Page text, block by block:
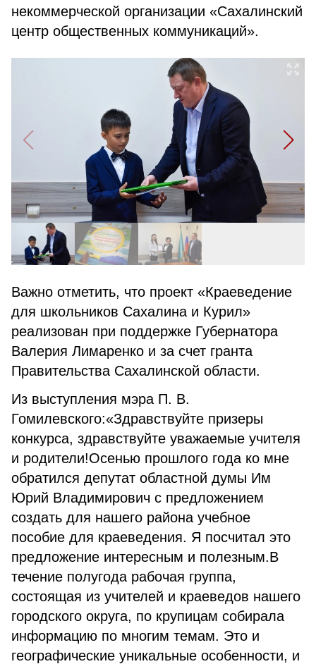
некоммерческой организации «Сахалинский
центр общественных коммуникаций».
Важно отметить, что проект «Краеведение
для школьников Сахалина и Курил»
реализован при поддержке Губернатора
Валерия Лимаренко и за счет гранта
Правительства Сахалинской области.
Из выступления мэра П. В.
Гомилевского:«Здравствуйте призеры
конкурса, здравствуйте уважаемые учителя
и родители!Осенью прошлого года ко мне
обратился депутат областной думы Им
Юрий Владимирович с предложением
создать для нашего района учебное
пособие для краеведения. Я посчитал это
предложение интересным и полезным.В
течение полугода рабочая группа,
состоящая из учителей и краеведов нашего
городского округа, по крупицам собирала
информацию по многим темам. Это и
географические уникальные особенности, и